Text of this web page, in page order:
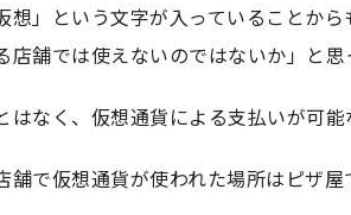
想」という文字が入っていることか
店舗では使えないのではないか」と
はなく、仮想通貨による支払いが可能
舗で仮想通貨が使われた場所はピザ屋